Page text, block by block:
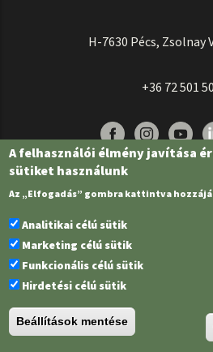
H-7630 Pécs, Zsolnay
+36 72 501
Pécsi Tudományegyetem | Kancellária |
A felhasználói élmény javítása
sütiket használunk
Az „Elfogadás” gombra kattintva
Analitikai célú sütik
Marketing célú sütik
Funkcionális célú sütik
Hirdetési célú sütik
Beállítások mentése